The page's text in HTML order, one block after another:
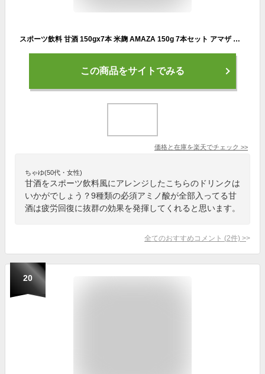
スポーツ飲料 甘酒 150gx7本 米麹 AMAZA 150g 7本セット アマザ あまざけ レモン風味 砂糖不使用 ブドウ糖 アミノ酸 脱水 塩分 ノンアルコール エネルギー 筋トレ トレーニング 二日酔い 熱中症対策 低血糖 おいしい ぶんご銘醸 送料無料
この商品をサイトでみる
価格と在庫を楽天でチェック >>
ちゃゆ(50代・女性)
甘酒をスポーツ飲料風にアレンジしたこちらのドリンクは
いかがでしょう？9種類の必須アミノ酸が全部入ってる甘
酒は疲労回復に抜群の効果を発揮してくれると思います。
全てのおすすめコメント (2件) >
20